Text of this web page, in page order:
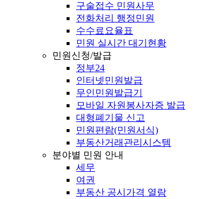
구술접수 민원사무
전화처리 행정민원
수수료요율표
민원 실시간 대기현황
민원신청/발급
정부24
인터넷민원발급
무인민원발급기
모바일 자원봉사자증 발급
대형폐기물 신고
민원편람(민원서식)
부동산거래관리시스템
분야별 민원 안내
세무
여권
부동산 공시가격 열람